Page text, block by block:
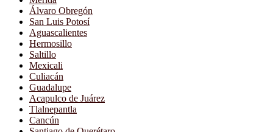
Álvaro Obregón
San Luis Potosí
Aguascalientes
Hermosillo
Saltillo
Mexicali
Culiacán
Guadalupe
Acapulco de Juárez
Tlalnepantla
Cancún